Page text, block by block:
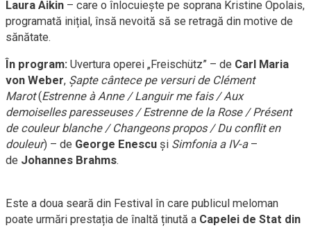
Laura Aikin – care o înlocuiește pe soprana Kristine Opolais,
programată inițial, însă nevoită să se retragă din motive de
sănătate.
În program: Uvertura operei „Freischütz” – de Carl Maria
von Weber, Șapte cântece pe versuri de Clément
Marot(Estrenne à Anne / Languir me fais / Aux
demoiselles paresseuses / Estrenne de la Rose / Présent
de couleur blanche / Changeons propos / Du conflit en
douleur) – de George Enescu și Simfonia a IV-a–
de Johannes Brahms.
Este a doua seară din Festival în care publicul meloman
poate urmări prestația de înaltă ținută a Capelei de Stat din